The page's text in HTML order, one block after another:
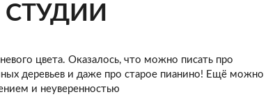
цвета. Оказалось, что можно писать про
деревьев и даже про старое пианино! Ещё можно
и неуверенностью